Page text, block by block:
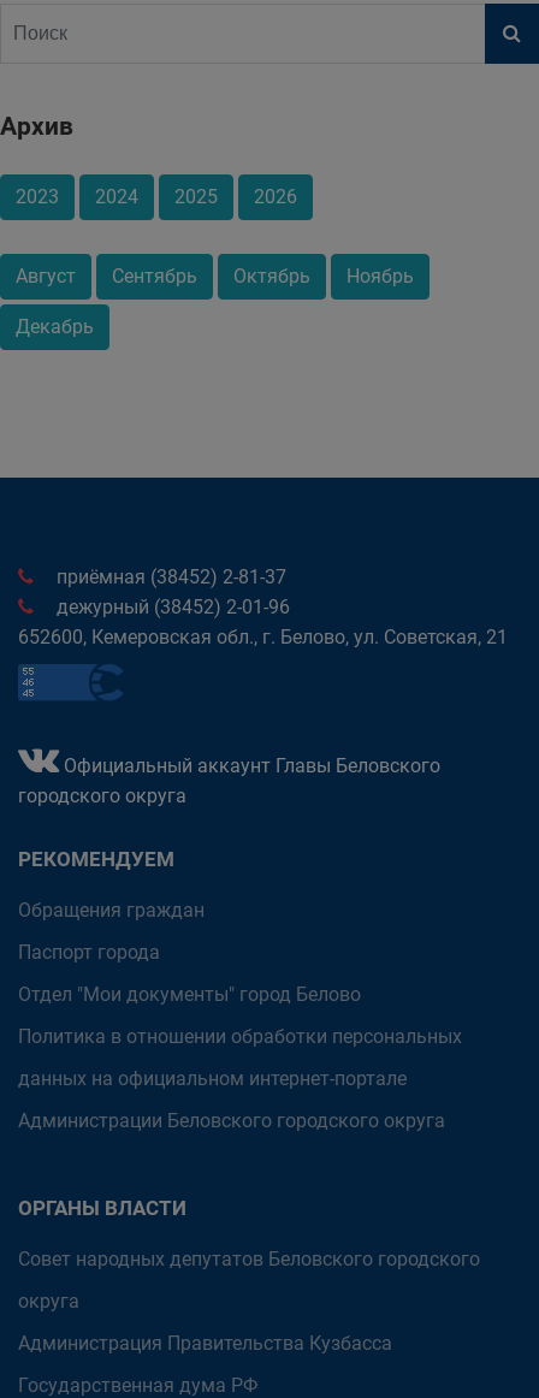
Архив
2023 2024 2025 2026
Август Сентябрь Октябрь Ноябрь
Декабрь
приёмная (38452) 2-81-37
дежурный (38452) 2-01-96
652600, Кемеровская обл., г. Белово, ул. Советская, 21
Официальный аккаунт Главы Беловского
городского округа
РЕКОМЕНДУЕМ
Обращения граждан
Паспорт города
Отдел "Мои документы" город Белово
Политика в отношении обработки персональных
данных на официальном интернет-портале
Администрации Беловского городского округа
ОРГАНЫ ВЛАСТИ
Совет народных депутатов Беловского городского
округа
Администрация Правительства Кузбасса
Государственная дума РФ